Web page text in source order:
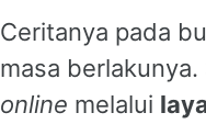
Ceritanya pada
masa
online melalui